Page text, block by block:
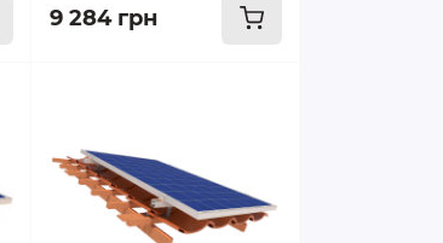
9 284 грн